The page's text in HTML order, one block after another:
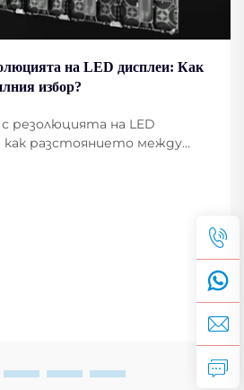
на LED дисплеи: Как
избор?
резолюцията на LED
как разстоянието между